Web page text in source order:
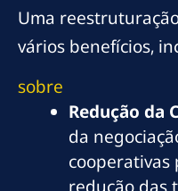
Uma
vários benefícios,
sobre
Redução da
da
cooperativas